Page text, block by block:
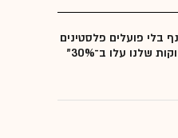
בלי פועלים פלסטינים
שלנו עלו ב־30%"